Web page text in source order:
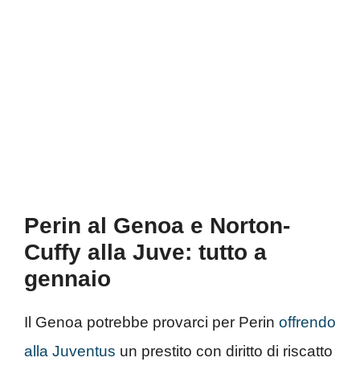
Perin al Genoa e Norton-
Cuffy alla Juve: tutto a
gennaio
Il Genoa potrebbe provarci per Perin offrendo
alla Juventus un prestito con diritto di riscatto